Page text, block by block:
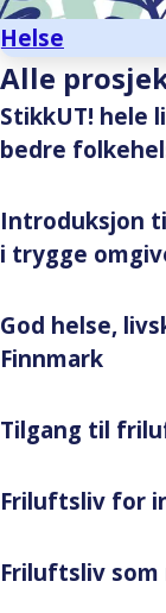
Helse
Alle
StikkUT! hele
bedre
Introduksjon
i trygge
God helse,
Finnmark
Tilgang til
Friluftsliv for
Friluftsliv som